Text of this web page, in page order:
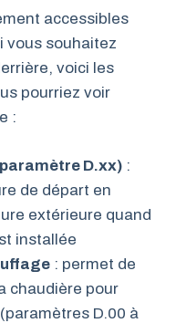
accessibles
vous souhaitez
voici les
pourriez voir
:
D.xx) :
de départ en
extérieure quand
installée
: permet de
chaudière pour
D.00 à